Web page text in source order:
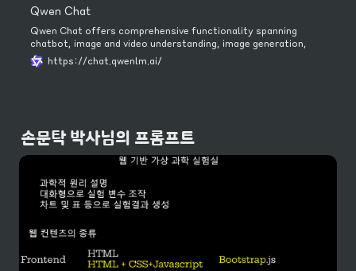
Qwen Chat
Qwen Chat offers comprehensive functionality spanning
chatbot, image and video understanding, image generation,
document processing, web search integration, tool utilization,
and artifacts.
https://chat.qwenlm.ai/
손문탁 박사님의 프롬프트